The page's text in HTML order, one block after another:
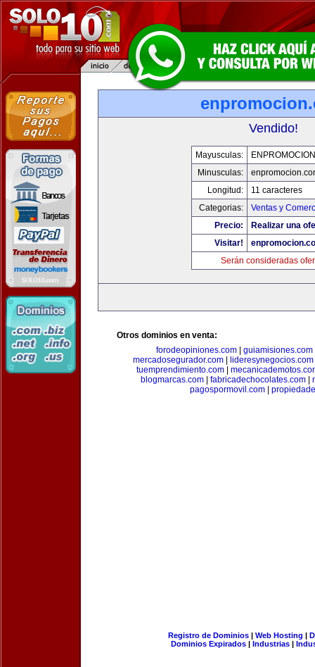
Vendido!
Mayusculas:
Minusculas:
Longitud:
11 caracteres
Categorias:
Ventas y
Precio:
Realizar una
Visitar!
Serán consideradas
Otros dominios en venta:
forodeopiniones.com
guiamisiones.com
mercadosegurador.com
lideresynegocios.com
tuemprendimiento.com
blogmarcas.com
fabricadechocolates.com
pagospormovil.com|
Registro de Dominios| Web Hosting |
Dominios Expirados | Industrias |